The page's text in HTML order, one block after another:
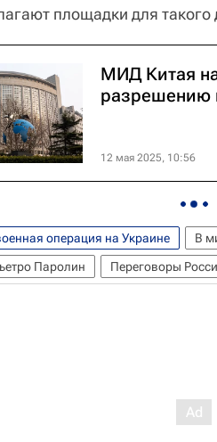
площадки для такого
МИД Китая
разрешению
12 мая 2025, 10:56
операция на Украине В
Паролин Переговоры